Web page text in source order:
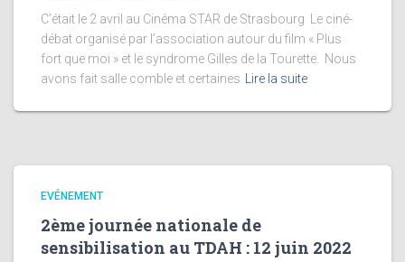
C’était le 2 avril au Cinéma STAR de Strasbourg Le ciné-
débat organisé par l’association autour du film « Plus
fort que moi » et le syndrome Gilles de la Tourette. Nous
avons fait salle comble et certaines
Lire la suite
EVÉNEMENT
2ème journée nationale de
sensibilisation au TDAH : 12 juin 2022